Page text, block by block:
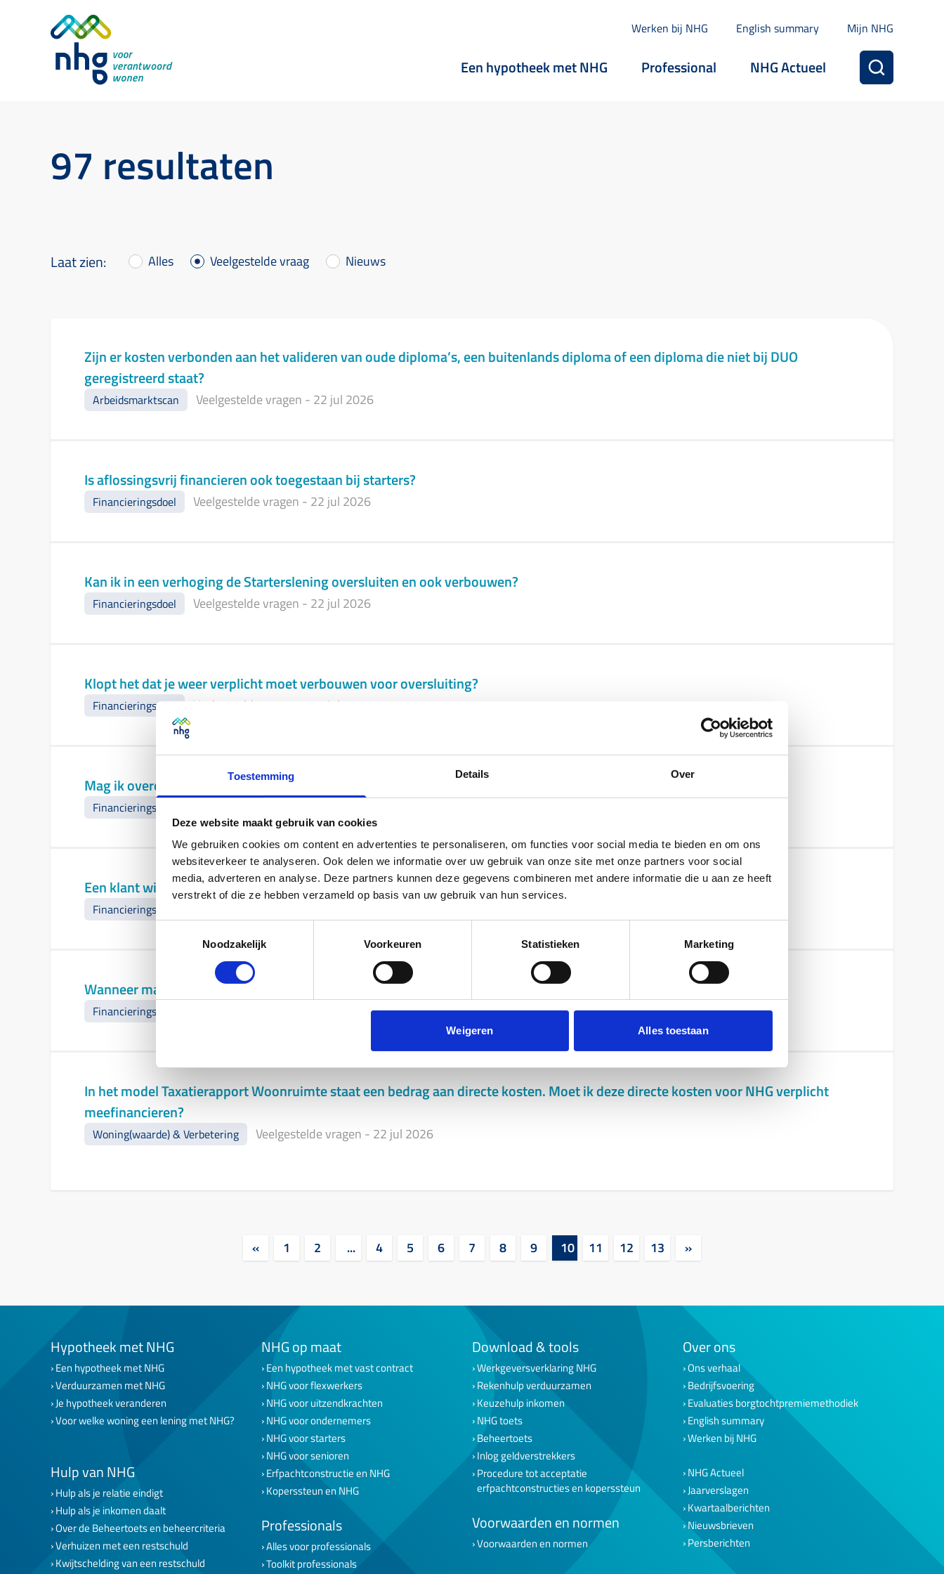
Toestemming Details Over
Deze website maakt gebruik van cookies
We gebruiken cookies om content en advertenties te personaliseren, om functies voor social media te bieden en om ons
websiteverkeer te analyseren. Ook delen we informatie over uw gebruik van onze site met onze partners voor social
media, adverteren en analyse. Deze partners kunnen deze gegevens combineren met andere informatie die u aan ze heeft
verstrekt of die ze hebben verzameld op basis van uw gebruik van hun services.
Noodzakelijk
Voorkeuren Statistieken Marketing
Weigeren Alles toestaan
Werken bij NHG English summary Mijn NHG
Een hypotheek met NHG Professional NHG Actueel
97 resultaten
Laat zien: Alles Veelgestelde vraag Nieuws
Zijn er kosten verbonden aan het valideren van oude diploma’s, een buitenlands diploma of een diploma die niet bij DUO
geregistreerd staat?
Arbeidsmarktscan Veelgestelde vragen - 22 jul 2026
Is aflossingsvrij financieren ook toegestaan bij starters?
Financieringsdoel Veelgestelde vragen - 22 jul 2026
Kan ik in een verhoging de Starterslening oversluiten en ook verbouwen?
Financieringsdoel Veelgestelde vragen - 22 jul 2026
Klopt het dat je weer verplicht moet verbouwen voor oversluiting?
Financieringsdoel Veelgestelde vragen 22 jul 2026
Mag ik overdrachtsbelasting meefinancieren bij een oversluiting met het toevoegen van een partner?
Financieringsdoel
Een klant wil met de opgebouwde waarde een krediet box 3 aflossen tijdens passeren/oversluiten: is dit mogelijk?
Financieringsdoel
Wanneer mag ik onder NHG box 3 financieren?
Financieringsdoel
In het model Taxatierapport Woonruimte staat een bedrag aan directe kosten. Moet ik deze directe kosten voor NHG verplicht
meefinancieren?
Woning(waarde) & Verbetering Veelgestelde vragen - 22 jul 2026
« 1 2 ... 4 5 6 7 8 9 10 11 12 13 »
Hypotheek met NHG
Een hypotheek met NHG
Verduurzamen met NHG
Je hypotheek veranderen
Voor welke woning een lening met NHG?
Hulp van NHG
Hulp als je relatie eindigt
Hulp als je inkomen daalt
Over de Beheertoets en beheercriteria
Verhuizen met een restschuld
Kwijtschelding van een restschuld
NHG op maat
Een hypotheek met vast contract
NHG voor flexwerkers
NHG voor uitzendkrachten
NHG voor ondernemers
NHG voor starters
NHG voor senioren
Erfpachtconstructie en NHG
Koperssteun en NHG
Professionals
Alles voor professionals
Toolkit professionals
Download & tools
Werkgeversverklaring NHG
Rekenhulp verduurzamen
Keuzehulp inkomen
NHG toets
Beheertoets
Inlog geldverstrekkers
Procedure tot acceptatie
erfpachtconstructies en koperssteun
Voorwaarden en normen
Voorwaarden en normen
Over ons
Ons verhaal
Bedrijfsvoering
Evaluaties borgtochtpremiemethodiek
English summary
Werken bij NHG
NHG Actueel
Jaarverslagen
Kwartaalberichten
Nieuwsbrieven
Persberichten